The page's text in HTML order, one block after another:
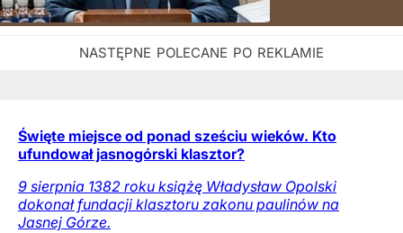
Święte miejsce od ponad sześciu wieków. Kto
ufundował jasnogórski klasztor?
9 sierpnia 1382 roku książę Władysław Opolski
dokonał fundacji klasztoru zakonu paulinów na
Jasnej Górze.